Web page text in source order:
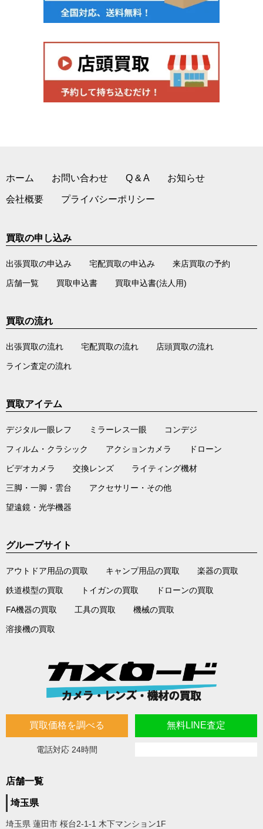
買取価格を調べる 無料LINE査定
電話対応 24時間
店舗一覧
埼玉県
埼玉県 蓮田市 桜台2-1-1 木下マンション1F
ホーム お問い合わせ Q & A お知らせ
会社概要 プライバシーポリシー
買取の申し込み
出張買取の申込み 宅配買取の申込み 来店買取の予約
店舗一覧 買取申込書 買取申込書(法人用)
買取の流れ
出張買取の流れ 宅配買取の流れ 店頭買取の流れ
ライン査定の流れ
買取アイテム
デジタル一眼レフ ミラーレス一眼 コンデジ
フィルム・クラシック アクションカメラ ドローン
ビデオカメラ 交換レンズ ライティング機材
三脚・一脚・雲台 アクセサリー・その他
望遠鏡・光学機器
グループサイト
アウトドア用品の買取 キャンプ用品の買取 楽器の買取
鉄道模型の買取 トイガンの買取 ドローンの買取
FA機器の買取 工具の買取 機械の買取
溶接機の買取